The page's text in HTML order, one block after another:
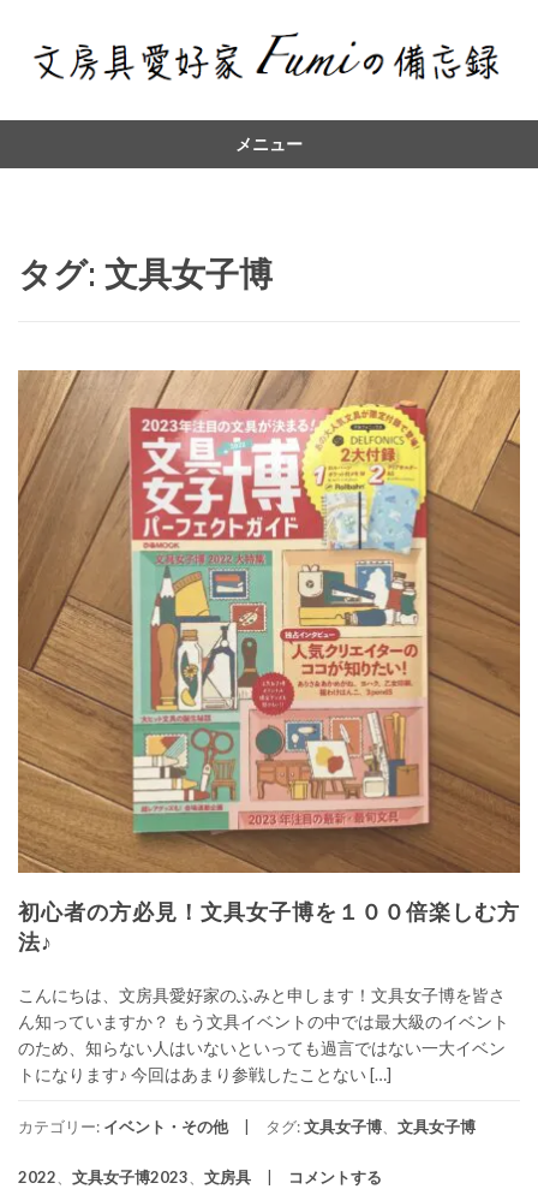
メニュー
タグ: 文具女子博
初心者の方必見！文具女子博を１００倍楽しむ方
法♪
こんにちは、文房具愛好家のふみと申します！文具女子博を皆さ
ん知っていますか？ もう文具イベントの中では最大級のイベント
のため、知らない人はいないといっても過言ではない一大イベン
トになります♪ 今回はあまり参戦したことない […]
カテゴリー: イベント・その他 タグ:文具女子博、 文具女子博
2022、 文具女子博2023、 文房具 コメントする